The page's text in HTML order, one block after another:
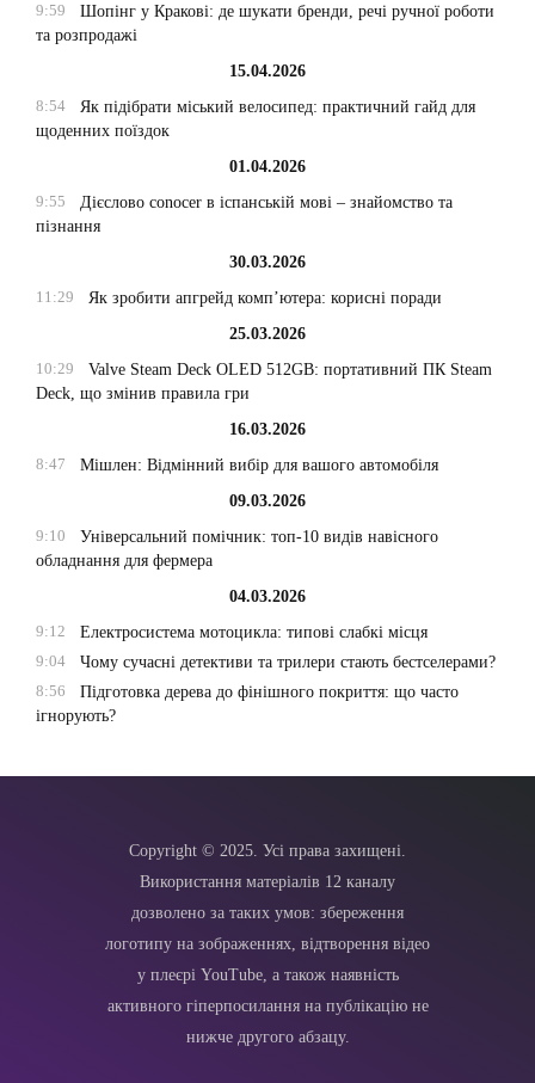
9:59
Шопінг у Кракові: де шукати бренди, речі ручної роботи
та розпродажі
15.04.2026
8:54
Як підібрати міський велосипед: практичний гайд для
щоденних поїздок
01.04.2026
9:55
Дієслово conocer в іспанській мові – знайомство та
пізнання
30.03.2026
11:29
Як зробити апгрейд комп’ютера: корисні поради
25.03.2026
10:29
Valve Steam Deck OLED 512GB: портативний ПК Steam
Deck, що змінив правила гри
16.03.2026
8:47
Мішлен: Відмінний вибір для вашого автомобіля
09.03.2026
9:10
Універсальний помічник: топ-10 видів навісного
обладнання для фермера
04.03.2026
9:12
Електросистема мотоцикла: типові слабкі місця
9:04
Чому сучасні детективи та трилери стають бестселерами?
8:56
Підготовка дерева до фінішного покриття: що часто
ігнорують?
Copyright © 2025. Усі права захищені.
Використання матеріалів 12 каналу
дозволено за таких умов: збереження
логотипу на зображеннях, відтворення відео
у плеєрі YouTube, а також наявність
активного гіперпосилання на публікацію не
нижче другого абзацу.